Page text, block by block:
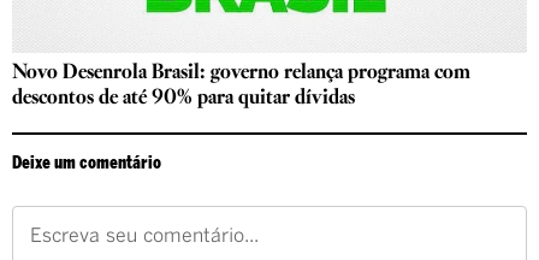
Novo Desenrola Brasil: governo relança programa com
descontos de até 90% para quitar dívidas
Deixe um comentário